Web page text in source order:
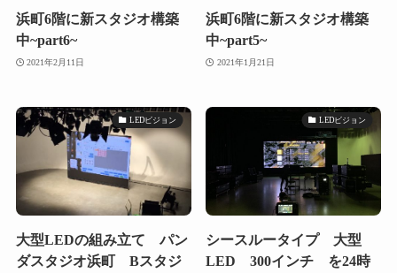
浜町6階に新スタジオ構築
中~part6~
2021年2月11日
浜町6階に新スタジオ構築
中~part5~
2021年1月21日
LEDビジョン
大型LEDの組み立て パン
ダスタジオ浜町 Bスタジ
LEDビジョン
シースルータイプ 大型
LED 300インチ を24時